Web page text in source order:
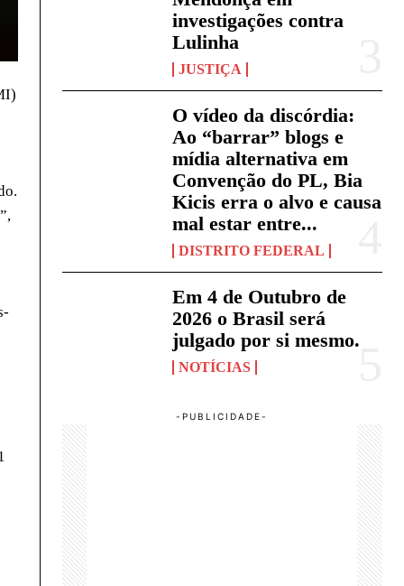
investigações contra
Lulinha
JUSTIÇA
O vídeo da discórdia:
Ao “barrar” blogs e
mídia alternativa em
Convenção do PL, Bia
Kicis erra o alvo e causa
mal estar entre...
DISTRITO FEDERAL
Em 4 de Outubro de
2026 o Brasil será
julgado por si mesmo.
NOTÍCIAS